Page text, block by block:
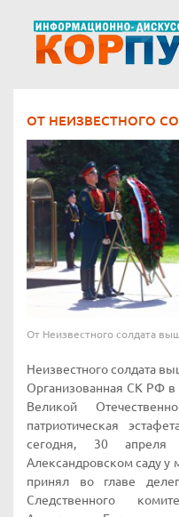
ОТ НЕИЗВЕСТНОГО
От Неизвестного солдата
Неизвестного солдата
Организованная СК РФ
Великой
патриотическая
сегодня, 30
Александровском саду у
принял во главе
Следственного